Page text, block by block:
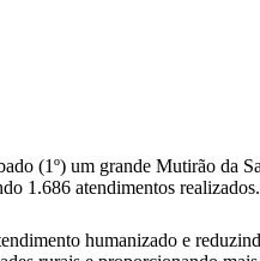
(1º) um grande Mutirão da
1.686 atendimentos realizados.
humanizado e